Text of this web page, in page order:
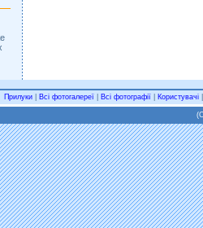
Прилуки| Всі фотогалереї| Всі фотографії| Користувачі